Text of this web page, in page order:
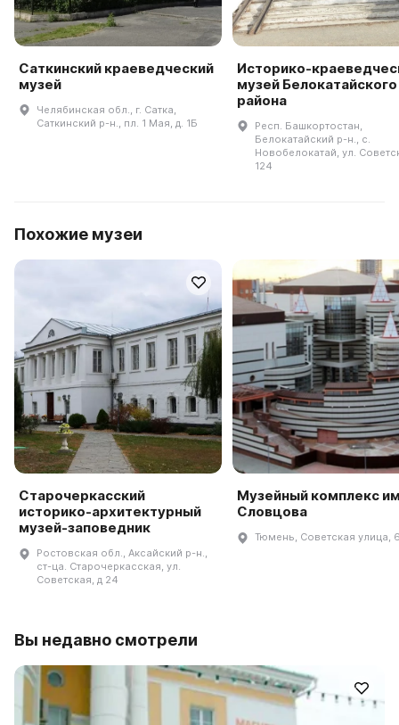
Саткинский краеведческий
музей
Челябинская обл., г. Сатка,
Саткинский р-н., пл. 1 Мая, д. 1Б
Историко-
музей Белокатайского
района
Респ. Башкортостан,
Белокатайский р-н., с.
Новобелокатай, ул.
124
Похожие музеи
Старочеркасский
историко-архитектурный
музей-заповедник
Ростовская обл., Аксайский р-н.,
ст-ца. Старочеркасская, ул.
Советская, д 24
Музейный комплекс
Словцова
Тюмень, Советская улица,
Вы недавно смотрели